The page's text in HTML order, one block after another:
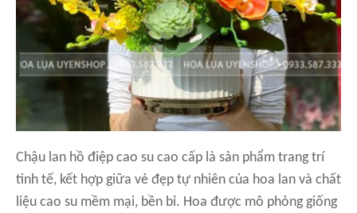
Chậu lan hồ điệp cao su cao cấp là sản phẩm trang trí
tinh tế, kết hợp giữa vẻ đẹp tự nhiên của hoa lan và chất
liệu cao su mềm mại, bền bỉ. Hoa được mô phỏng giống